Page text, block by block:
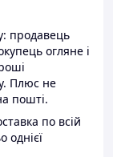
продавець
огляне і
Плюс не
пошті.
по всій
однієї